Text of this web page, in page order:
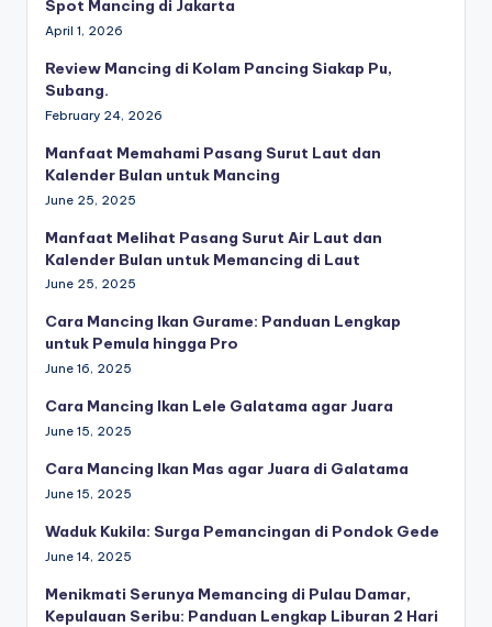
Spot Mancing di Jakarta
April 1, 2026
Review Mancing di Kolam Pancing Siakap Pu,
Subang.
February 24, 2026
Manfaat Memahami Pasang Surut Laut dan
Kalender Bulan untuk Mancing
June 25, 2025
Manfaat Melihat Pasang Surut Air Laut dan
Kalender Bulan untuk Memancing di Laut
June 25, 2025
Cara Mancing Ikan Gurame: Panduan Lengkap
untuk Pemula hingga Pro
June 16, 2025
Cara Mancing Ikan Lele Galatama agar Juara
June 15, 2025
Cara Mancing Ikan Mas agar Juara di Galatama
June 15, 2025
Waduk Kukila: Surga Pemancingan di Pondok Gede
June 14, 2025
Menikmati Serunya Memancing di Pulau Damar,
Kepulauan Seribu: Panduan Lengkap Liburan 2 Hari